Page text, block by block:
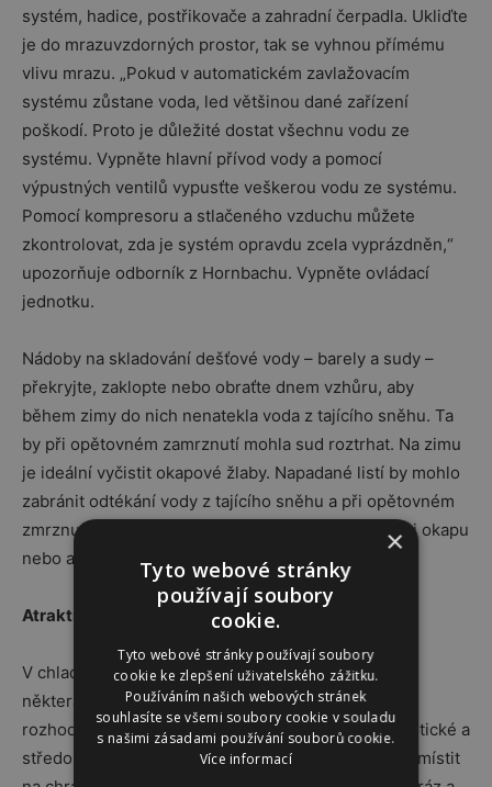
systém, hadice, postřikovače a zahradní čerpadla. Ukliďte
je do mrazuvzdorných prostor, tak se vyhnou přímému
vlivu mrazu. „Pokud v automatickém zavlažovacím
systému zůstane voda, led většinou dané zařízení
poškodí. Proto je důležité dostat všechnu vodu ze
systému. Vypněte hlavní přívod vody a pomocí
výpustných ventilů vypusťte veškerou vodu ze systému.
Pomocí kompresoru a stlačeného vzduchu můžete
zkontrolovat, zda je systém opravdu zcela vyprázdněn,“
upozorňuje odborník z Hornbachu. Vypněte ovládací
jednotku.
Nádoby na skladování dešťové vody – barely a sudy –
překryjte, zaklopte nebo obraťte dnem vzhůru, aby
během zimy do nich nenatekla voda z tajícího sněhu. Ta
by při opětovném zamrznutí mohla sud roztrhat. Na zimu
je ideální vyčistit okapové žlaby. Napadané listí by mohlo
zabránit odtékání vody z tajícího sněhu a při opětovném
zmrznutí by vzniklá váha mohla způsobit deformaci okapu
nebo až jeho pád.
Atraktivní zimní ochrana rostlin
V chladných měsících je nutné na zahradě provést
některá opatření pro ochranu rostlin. Druh rostliny
rozhoduje o tom, jakou ochranu je nutné zvolit. Exotické a
středomořské rostliny je nutné v každém případě umístit
×
Tyto webové stránky
používají soubory
cookie.
Tyto webové stránky používají soubory
cookie ke zlepšení uživatelského zážitku.
Používáním našich webových stránek
souhlasíte se všemi soubory cookie v souladu
s našimi zásadami používání souborů cookie.
Více informací